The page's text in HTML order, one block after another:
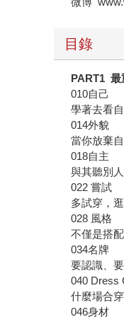
目錄
PART1 最
010自己
學著去看
014外貌
當你放棄
018自主
與其聽別
022 嘗試
多試穿，
028 風格
不僅是搭
034名牌
要認識、
040 Dress
什麼場合
046身材